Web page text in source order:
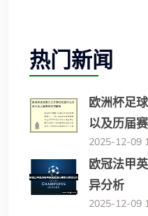
热门新闻
欧洲杯足
以及历届
2025-12-09
欧冠法甲
异分析
2025-12-09